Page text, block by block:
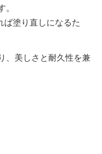
ば塗り直しになるた
、美しさと耐久性を兼